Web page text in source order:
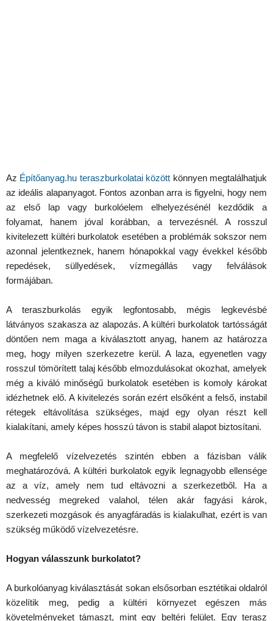
Az Építőanyag.hu teraszburkolatai között könnyen megtalálhatjuk
az ideális alapanyagot. Fontos azonban arra is figyelni, hogy nem
az első lap vagy burkolóelem elhelyezésénél kezdődik a
folyamat, hanem jóval korábban, a tervezésnél. A rosszul
kivitelezett kültéri burkolatok esetében a problémák sokszor nem
azonnal jelentkeznek, hanem hónapokkal vagy évekkel később
repedések, süllyedések, vízmegállás vagy felválások
formájában.
A teraszburkolás egyik legfontosabb, mégis legkevésbé
látványos szakasza az alapozás. A kültéri burkolatok tartósságát
döntően nem maga a kiválasztott anyag, hanem az határozza
meg, hogy milyen szerkezetre kerül. A laza, egyenetlen vagy
rosszul tömörített talaj később elmozdulásokat okozhat, amelyek
még a kiváló minőségű burkolatok esetében is komoly károkat
idézhetnek elő. A kivitelezés során ezért elsőként a felső, instabil
rétegek eltávolítása szükséges, majd egy olyan részt kell
kialakítani, amely képes hosszú távon is stabil alapot biztosítani.
A megfelelő vízelvezetés szintén ebben a fázisban válik
meghatározóvá. A kültéri burkolatok egyik legnagyobb ellensége
az a víz, amely nem tud eltávozni a szerkezetből. Ha a
nedvesség megreked valahol, télen akár fagyási károk,
szerkezeti mozgások és anyagfáradás is kialakulhat, ezért is van
szükség működő vízelvezetésre.
Hogyan válasszunk burkolatot?
A burkolóanyag kiválasztását sokan elsősorban esztétikai oldalról
közelítik meg, pedig a kültéri környezet egészen más
követelményeket támaszt, mint egy beltéri felület. Egy terasz